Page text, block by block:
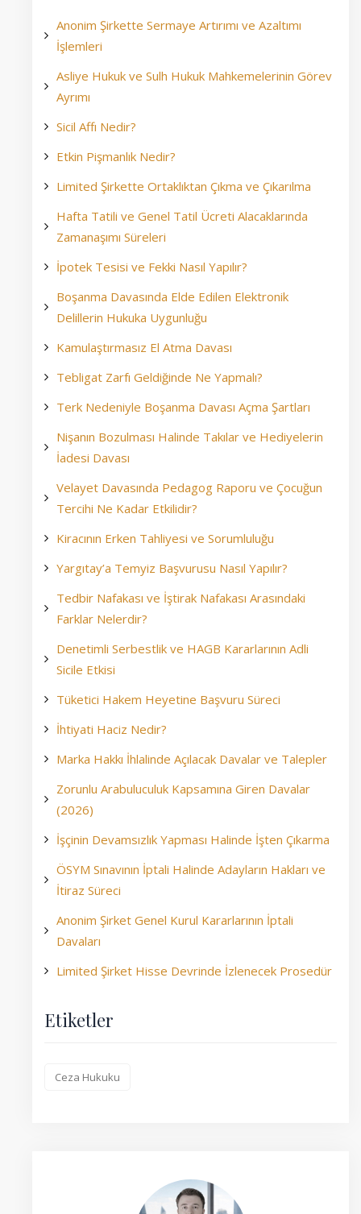
Anonim Şirkette Sermaye Artırımı ve Azaltımı
İşlemleri
Asliye Hukuk ve Sulh Hukuk Mahkemelerinin Görev
Ayrımı
Sicil Affı Nedir?
Etkin Pişmanlık Nedir?
Limited Şirkette Ortaklıktan Çıkma ve Çıkarılma
Hafta Tatili ve Genel Tatil Ücreti Alacaklarında
Zamanaşımı Süreleri
İpotek Tesisi ve Fekki Nasıl Yapılır?
Boşanma Davasında Elde Edilen Elektronik
Delillerin Hukuka Uygunluğu
Kamulaştırmasız El Atma Davası
Tebligat Zarfı Geldiğinde Ne Yapmalı?
Terk Nedeniyle Boşanma Davası Açma Şartları
Nişanın Bozulması Halinde Takılar ve Hediyelerin
İadesi Davası
Velayet Davasında Pedagog Raporu ve Çocuğun
Tercihi Ne Kadar Etkilidir?
Kiracının Erken Tahliyesi ve Sorumluluğu
Yargıtay’a Temyiz Başvurusu Nasıl Yapılır?
Tedbir Nafakası ve İştirak Nafakası Arasındaki
Farklar Nelerdir?
Denetimli Serbestlik ve HAGB Kararlarının Adli
Sicile Etkisi
Tüketici Hakem Heyetine Başvuru Süreci
İhtiyati Haciz Nedir?
Marka Hakkı İhlalinde Açılacak Davalar ve Talepler
Zorunlu Arabuluculuk Kapsamına Giren Davalar
(2026)
İşçinin Devamsızlık Yapması Halinde İşten Çıkarma
ÖSYM Sınavının İptali Halinde Adayların Hakları ve
İtiraz Süreci
Anonim Şirket Genel Kurul Kararlarının İptali
Davaları
Limited Şirket Hisse Devrinde İzlenecek Prosedür
Etiketler
Ceza Hukuku